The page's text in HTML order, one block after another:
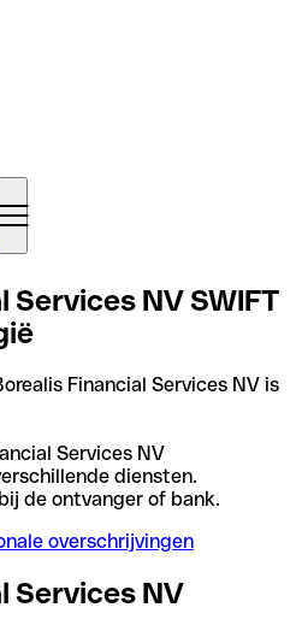
Services NV SWIFT
Financial Services NV is
Services NV
diensten.
de ontvanger of bank.
overschrijvingen
Services NV